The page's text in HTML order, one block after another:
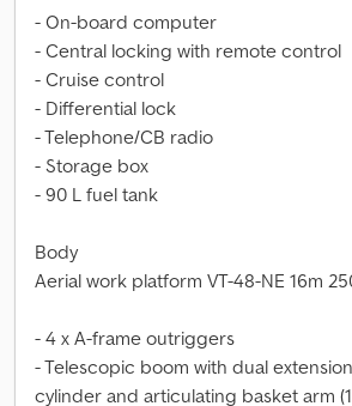
- On-board computer
- Central locking with remote control
- Cruise control
- Differential lock
- Telephone/CB radio
- Storage box
- 90 L fuel tank
Body
Aerial work platform VT-48-NE 16m
- 4 x A-frame outriggers
- Telescopic boom with dual
cylinder and articulating basket arm